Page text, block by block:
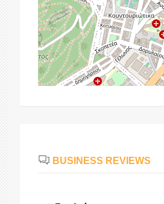
BUSINESS REVIEWS